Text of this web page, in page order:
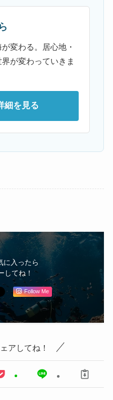
変わる。居心地・
が変わっていきま
細を見る
に入ったら
してね！
Follow Me
アしてね！